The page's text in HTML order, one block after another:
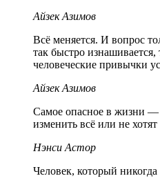
Айзек Азимов
Всё меняется. И вопрос
так быстро изнашивается,
человеческие привычки
Айзек Азимов
Самое опасное в жизни —
изменить всё или не
Нэнси Астор
Человек, который никогда